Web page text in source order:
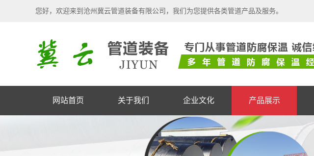
您好，欢迎来到沧州冀云管道装备有限公司，我们为您提供各类管道产品及服务。
网站首页 关于我们 企业文化 产品展示